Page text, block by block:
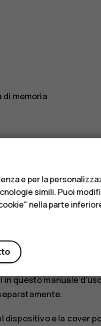
di memoria
tasto di blocco
questo manuale
dispositivo e la cover
e per la
simili. Puoi
nella parte